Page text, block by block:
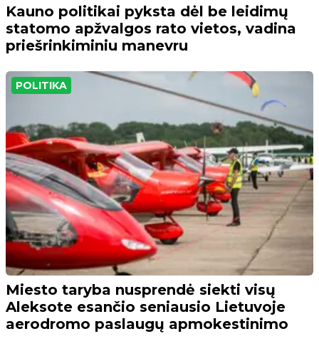
Kauno politikai pyksta dėl be leidimų
statomo apžvalgos rato vietos, vadina
priešrinkiminiu manevru
POLITIKA
Miesto taryba nusprendė siekti visų
Aleksote esančio seniausio Lietuvoje
aerodromo paslaugų apmokestinimo